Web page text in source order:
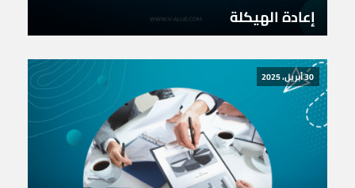
إعادة الهيكلة
30 أبريل، 2025